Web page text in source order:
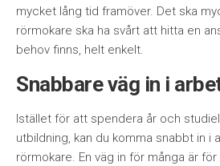
mycket lång tid framöver. Det ska
rörmokare ska ha svårt att hitta en
behov finns, helt enkelt.
Snabbare väg in i
Istället för att spendera år och
utbildning, kan du komma snabbt in i
rörmokare. En väg in för många är